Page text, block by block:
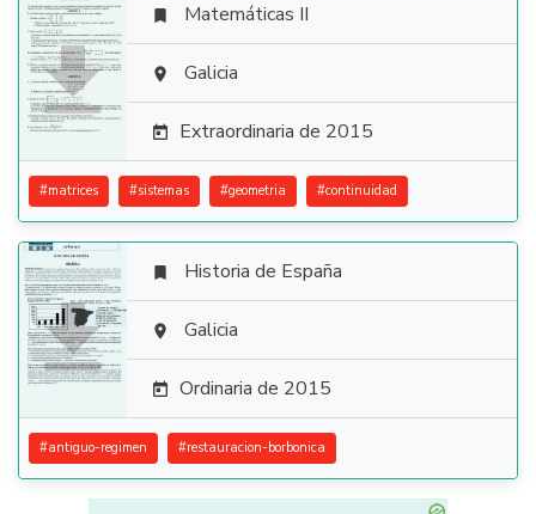

 Matemáticas II
 Galicia
 Extraordinaria de 2015
#matrices #sistemas #geometria #continuidad

 Historia de España
 Galicia
 Ordinaria de 2015
#antiguo-regimen #restauracion-borbonica